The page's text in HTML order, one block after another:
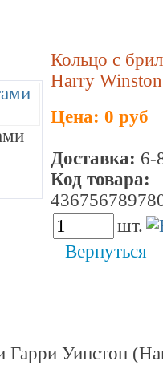
Кольцо с
Harry
Цена: 0 руб
Доставка: 6-
Код товара:
шт.
Вернуться
Гарри Уинстон